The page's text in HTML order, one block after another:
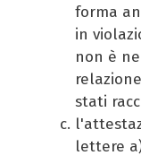
forma
in
non è
stati
lettere